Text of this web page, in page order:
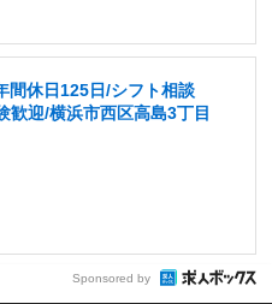
間休日125日/シフト相談
歓迎/横浜市西区高島3丁目
Sponsored by